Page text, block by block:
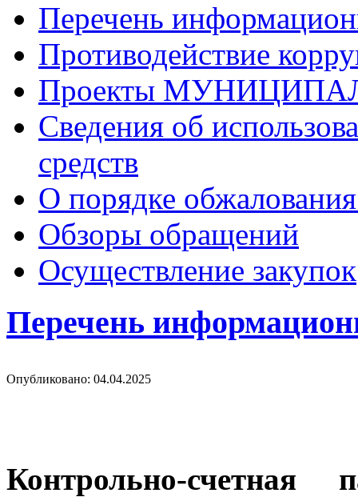
Перечень
Противодействие
Проекты
Сведения об
средств
О порядке
Обзоры обращений
Осуществление закупок
Перечень
Опубликовано: 04.04.2025
Контрольно-счетная